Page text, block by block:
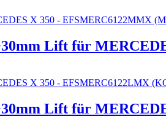
Lift für
Lift für